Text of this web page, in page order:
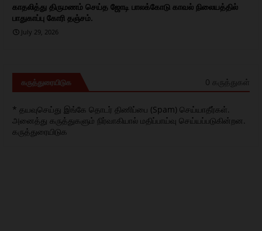
காதலித்து திருமணம் செய்த ஜோடி பாலக்கோடு காவல் நிலையத்தில்
பாதுகாப்பு கோரி தஞ்சம்.
July 29, 2026
கருத்துரையிடுக 0 கருத்துகள்
* தயவுசெய்து இங்கே தொடர் திணிப்பை (Spam) செய்யாதீர்கள்.
அனைத்து கருத்துகளும் நிர்வாகியால் மதிப்பாய்வு செய்யப்படுகின்றன.
கருத்துரையிடுக